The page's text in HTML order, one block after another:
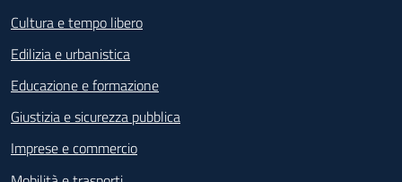
Cultura e tempo libero
Edilizia e urbanistica
Educazione e formazione
Giustizia e sicurezza pubblica
Imprese e commercio